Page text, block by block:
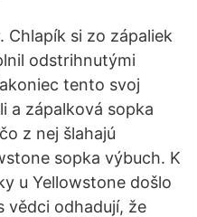
Chlapík si zo zápaliek
odstrihnutými
tento svoj
a zápalková sopka
z nej šlahajú
sopka výbuch. K
u Yellowstone došlo
vědci odhadují, že